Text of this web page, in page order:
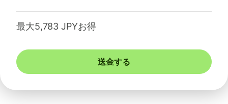
最大5,783 JPYお得
送金する